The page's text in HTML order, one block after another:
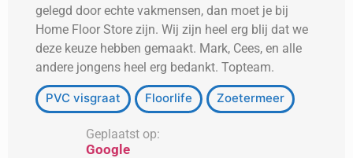
gelegd door echte vakmensen, dan moet je bij
Home Floor Store zijn. Wij zijn heel erg blij dat we
deze keuze hebben gemaakt. Mark, Cees, en alle
andere jongens heel erg bedankt. Topteam.
PVC visgraat Floorlife Zoetermeer
Geplaatst op:
Google